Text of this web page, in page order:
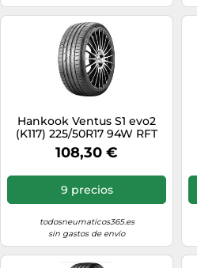
Hankook Ventus S1 evo2
(K117) 225/50R17 94W RFT
MOE
108,30 €
9 precios
todosneumaticos365.es
sin gastos de envío